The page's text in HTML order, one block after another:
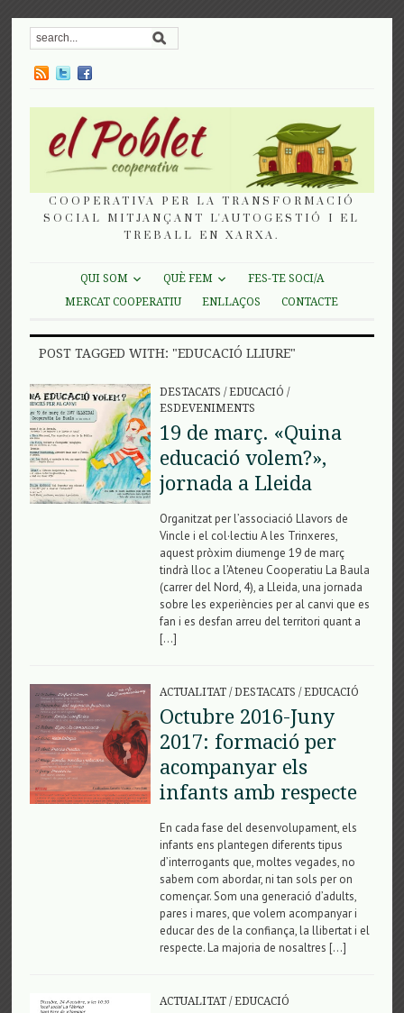
COOPERATIVA PER LA TRANSFORMACIÓ
SOCIAL MITJANÇANT L'AUTOGESTIÓ I EL
TREBALL EN XARXA.
QUI SOM QUÈ FEM
FES-TE SOCI/A
MERCAT COOPERATIU
ENLLAÇOS CONTACTE
POST TAGGED WITH: "EDUCACIÓ LLIURE"
DESTACATS /EDUCACIÓ /
ESDEVENIMENTS
19 de març. «Quina
educació volem?»,
jornada a Lleida
Organitzat per l’associació Llavors de
Vincle i el col·lectiu A les Trinxeres,
aquest pròxim diumenge 19 de març
tindrà lloc a l’Ateneu Cooperatiu La Baula
(carrer del Nord, 4), a Lleida, una jornada
sobre les experiències per al canvi que es
fan i es desfan arreu del territori quant a
[…]
ACTUALITAT/DESTACATS /EDUCACIÓ
Octubre 2016-Juny
2017: formació per
acompanyar els
infants amb respecte
En cada fase del desenvolupament, els
infants ens plantegen diferents tipus
d’interrogants que, moltes vegades, no
sabem com abordar, ni tan sols per on
començar. Som una generació d’adults,
pares i mares, que volem acompanyar i
educar des de la confiança, la llibertat i el
respecte. La majoria de nosaltres […]
ACTUALITAT/EDUCACIÓ